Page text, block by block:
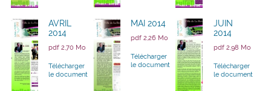
AVRIL
2014
pdf 2,70 Mo
Télécharger
le document
MAI 2014
pdf 2,26 Mo
Télécharger
le document
JUIN
2014
pdf 2,98 Mo
Télécharger
le document